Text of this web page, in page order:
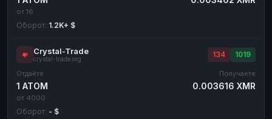
от 16
Оборот: 1.2K+ $
Crystal-Trade
crystal-trade.org
134 1019
Отдаёте
1 ATOM
от 4000
Получаете
0.003616 XMR
Оборот: - $